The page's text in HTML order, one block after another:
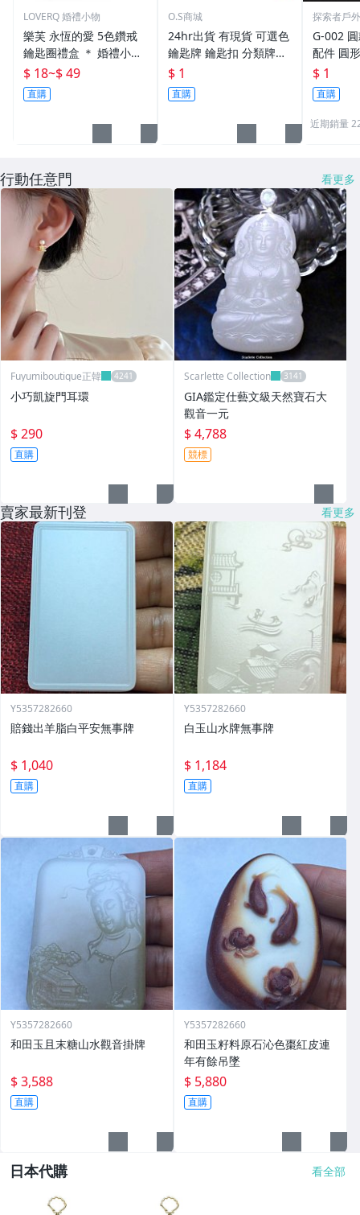
LOVERQ 婚禮小物
樂芙 永恆的愛 5色鑽戒
鑰匙圈禮盒 ＊ 婚禮小物
二次進場 工商禮贈品 戒
指鑰匙圈 鑽石鑰匙扣 大
鑽戒 送客禮 活動贈品
$ 18~$ 49
直購
O.S商城
24hr出貨 有現貨 可選色
鑰匙牌 鑰匙扣 分類牌鎖
匙 分類牌 塑膠鑰匙牌 鑰
匙扣 號碼牌 分類牌 標記
鑰匙吊牌 掛牌
$ 1
直購
探索者戶
G-002
配件 圓
鑰匙圈
單個鑰
$ 1
直購
近期銷量
行動任意門 看更多
Fuyumiboutique正韓
小巧凱旋門耳環
$ 290
直購
Scarlette Collection
GIA鑑定仕藝文級天然寶石大
觀音一元
$ 4,788
競標
賣家最新刊登 看更多
Y5357282660
賠錢出羊脂白平安無事牌
$ 1,040
直購
Y5357282660
白玉山水牌無事牌
$ 1,184
直購
Y5357282660
和田玉且末糖山水觀音掛牌
$ 3,588
直購
Y5357282660
和田玉籽料原石沁色棗紅皮連
年有餘吊墜
$ 5,880
直購
日本代購 看全部